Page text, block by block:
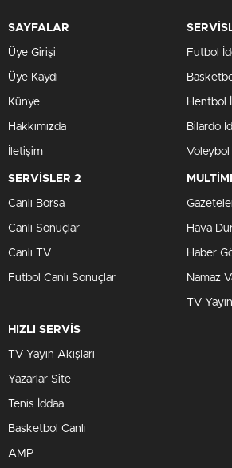
SAYFALAR
Üye Girişi
Üye Kaydı
Künye
Hakkımızda
İletişim
Futbol
Hentbol
Bilardo
Voleybol
SERVİSLER 2
Canlı Borsa
Canlı Sonuçlar
Canlı TV
Futbol Canlı Sonuçlar
Hava
Haber
Namaz
TV
HIZLI SERVİS
TV Yayın Akışları
Yazarlar Site
Tenis İddaa
Basketbol Canlı
AMP